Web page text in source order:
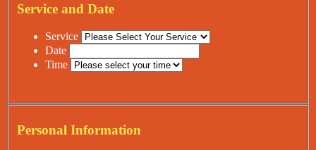
Service and Date
Service
Date
Time
Personal Information